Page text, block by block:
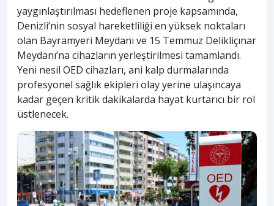
yaygınlaştırılması hedeflenen proje kapsamında,
Denizli’nin sosyal hareketliliği en yüksek noktaları
olan Bayramyeri Meydanı ve 15 Temmuz Delikliçınar
Meydanı’na cihazların yerleştirilmesi tamamlandı.
Yeni nesil OED cihazları, ani kalp durmalarında
profesyonel sağlık ekipleri olay yerine ulaşıncaya
kadar geçen kritik dakikalarda hayat kurtarıcı bir rol
üstlenecek.